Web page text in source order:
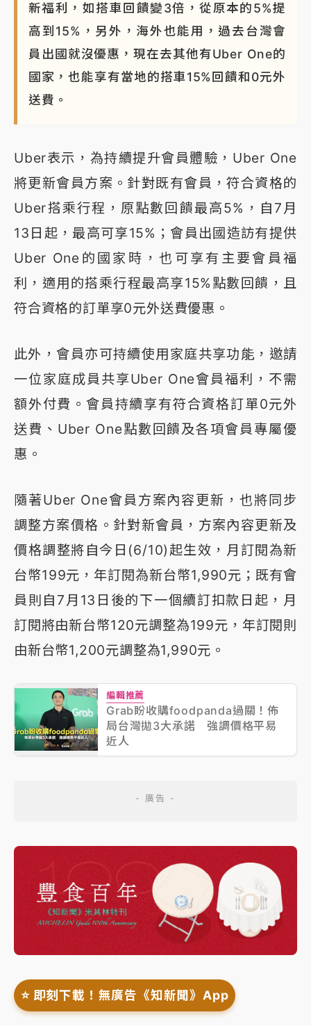
新福利，如搭車回饋變3倍，從原本的5%提
高到15%，另外，海外也能用，過去台灣會
員出國就沒優惠，現在去其他有Uber One的
國家，也能享有當地的搭車15%回饋和0元外
送費。
Uber表示，為持續提升會員體驗，Uber One
將更新會員方案。針對既有會員，符合資格的
Uber搭乘行程，原點數回饋最高5%，自7月
13日起，最高可享15%；會員出國造訪有提供
Uber One的國家時，也可享有主要會員福
利，適用的搭乘行程最高享15%點數回饋，且
符合資格的訂單享0元外送費優惠。
此外，會員亦可持續使用家庭共享功能，邀請
一位家庭成員共享Uber One會員福利，不需
額外付費。會員持續享有符合資格訂單0元外
送費、Uber One點數回饋及各項會員專屬優
惠。
隨著Uber One會員方案內容更新，也將同步
調整方案價格。針對新會員，方案內容更新及
價格調整將自今日(6/10)起生效，月訂閱為新
台幣199元，年訂閱為新台幣1,990元；既有會
員則自7月13日後的下一個續訂扣款日起，月
訂閱將由新台幣120元調整為199元，年訂閱則
由新台幣1,200元調整為1,990元。
編輯推薦
Grab盼收購foodpanda過關！佈
局台灣拋3大承諾 強調價格平易
近人
⭐️ 即刻下載！無廣告《知新聞》App